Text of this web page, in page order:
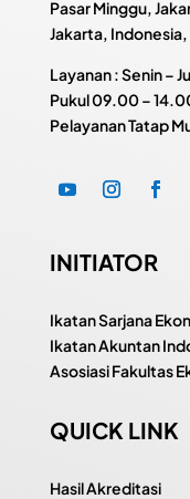
Pasar Minggu,
Jakarta, Indonesia,
Layanan : Senin –
Pukul09.00 –
Pelayanan Tatap
INITIATOR
Ikatan Sarjana
Ikatan Akuntan
Asosiasi Fakultas
QUICK LINK
Hasil Akreditasi